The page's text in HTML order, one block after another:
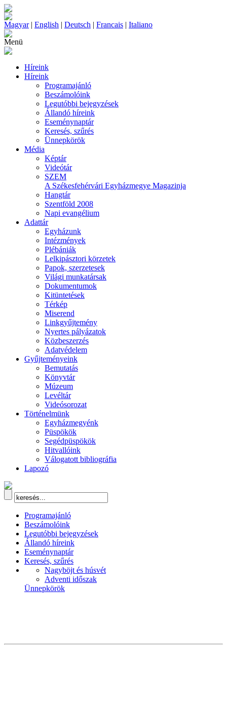
Magyar| English | Deutsch | Francais | Italiano
Menü
Híreink
Híreink
Programajánló
Beszámolóink
Legutóbbi bejegyzések
Állandó híreink
Eseménynaptár
Keresés, szűrés
Ünnepkörök
Média
Képtár
Videótár
SZEM
A Székesfehérvári Egyházmegye Magazinja
Hangtár
Szentföld 2008
Napi evangélium
Adattár
Egyházunk
Intézmények
Plébániák
Lelkipásztori körzetek
Papok, szerzetesek
Világi munkatársak
Dokumentumok
Kitüntetések
Térkép
Miserend
Linkgyűjtemény
Nyertes pályázatok
Közbeszerzés
Adatvédelem
Gyűjteményeink
Bemutatás
Könyvtár
Múzeum
Levéltár
Videósorozat
Történelmünk
Egyházmegyénk
Püspökök
Segédpüspökök
Hitvallóink
Válogatott bibliográfia
Lapozó
Programajánló
Beszámolóink
Legutóbbi bejegyzések
Állandó híreink
Eseménynaptár
Keresés, szűrés
Nagyböjt és húsvét
Adventi időszak
Ünnepkörök